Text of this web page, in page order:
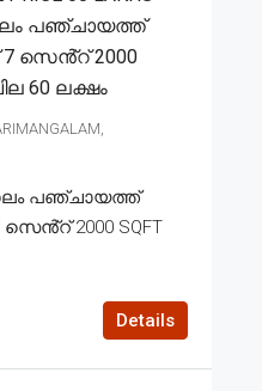
പഞ്ചായത്ത്
സെൻ്റ് 2000
60 ലക്ഷം
പഞ്ചായത്ത്
2000 SQFT
Details